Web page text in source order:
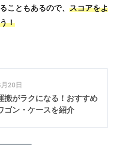
こともあるので、 スコアをよ
！
20日
搬がラクになる！おすすめ
ゴン・ケースを紹介